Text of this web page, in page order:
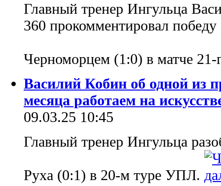
Главный тренер Ингульца
360 прокомментировал
Черноморцем (1:0) в матче
Василий Кобин об одной из
месяца работаем на
09.03.25 10:45
Главный тренер Ингульца
Руха (0:1) в 20-м туре УПЛ.